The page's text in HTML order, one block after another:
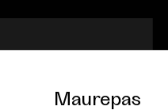
Maurepas